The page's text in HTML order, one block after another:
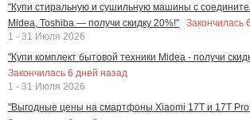
"Купи стиральную и сушильную машины с
Midea, Toshiba — получи скидку 20%!"
Закончилась 6
1 - 31 Июля 2026
"Купи комплект бытовой техники Midea - получи
Закончилась 6 дней назад
1 - 31 Июля 2026
"Выгодные цены на смартфоны Xiaomi 17T и 17T